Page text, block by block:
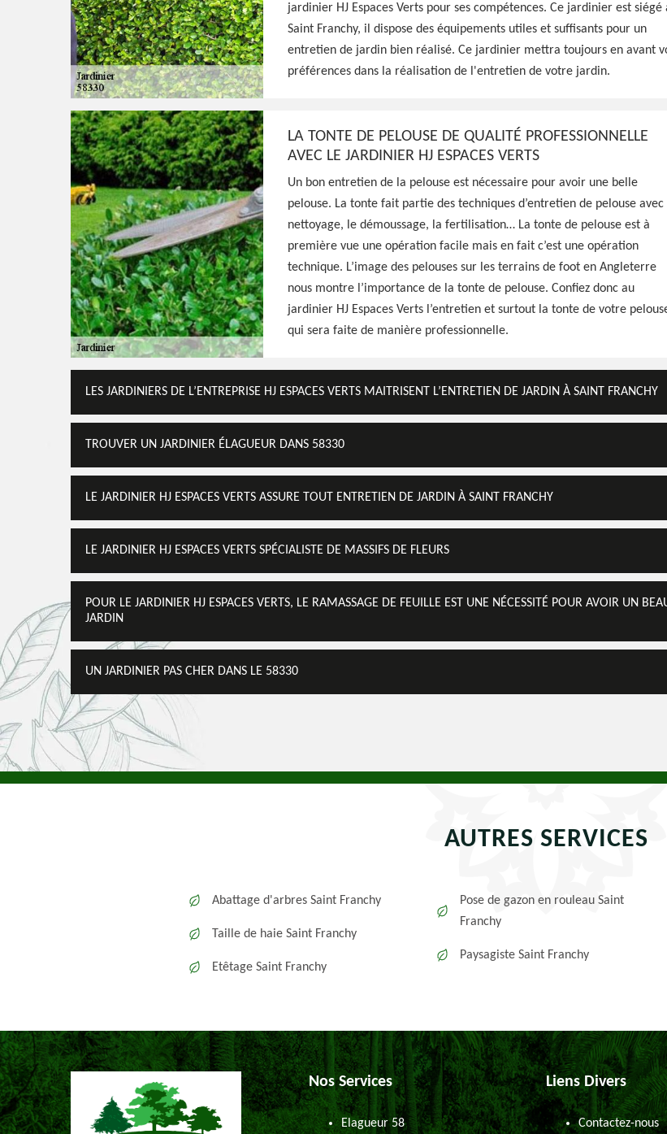
Jardinier aguerri à Saint Franchy 58330, HJ Espaces Verts a à sa
disposition les matériels nécessaires pour entretenir de votre jardin,
propose un tarif raisonnable pour ce faire
Voir Nos Realisations
jardinier HJ Espaces Verts pour ses compétences. Ce jardinier est siégé
Saint Franchy, il dispose des équipements utiles et suffisants pour un
entretien de jardin bien réalisé. Ce jardinier mettra toujours en avant
préférences dans la réalisation de l'entretien de votre jardin.
LA TONTE DE PELOUSE DE QUALITÉ PROFESSIONNELLE
AVEC LE JARDINIER HJ ESPACES VERTS
Un bon entretien de la pelouse est nécessaire pour avoir une belle
pelouse. La tonte fait partie des techniques d’entretien de pelouse avec
nettoyage, le démoussage, la fertilisation… La tonte de pelouse est à
première vue une opération facile mais en fait c’est une opération
technique. L’image des pelouses sur les terrains de foot en Angleterre
nous montre l’importance de la tonte de pelouse. Confiez donc au
jardinier HJ Espaces Verts l’entretien et surtout la tonte de votre
qui sera faite de manière professionnelle.
LES JARDINIERS DE L’ENTREPRISE HJ ESPACES VERTS MAITRISENT L’ENTRETIEN DE JARDIN À SAINT FRANCHY
TROUVER UN JARDINIER ÉLAGUEUR DANS 58330
LE JARDINIER HJ ESPACES VERTS ASSURE TOUT ENTRETIEN DE JARDIN À SAINT FRANCHY
LE JARDINIER HJ ESPACES VERTS SPÉCIALISTE DE MASSIFS DE FLEURS
POUR LE JARDINIER HJ ESPACES VERTS, LE RAMASSAGE DE FEUILLE EST UNE NÉCESSITÉ POUR AVOIR UN
JARDIN
UN JARDINIER PAS CHER DANS LE 58330
AUTRES SERVICES
Abattage d'arbres Saint Franchy
Taille de haie Saint Franchy
Etêtage Saint Franchy
Pose de gazon en rouleau Saint
Franchy
Paysagiste Saint Franchy
Nos Services
Elagueur 58
Liens Divers
Contactez-nous